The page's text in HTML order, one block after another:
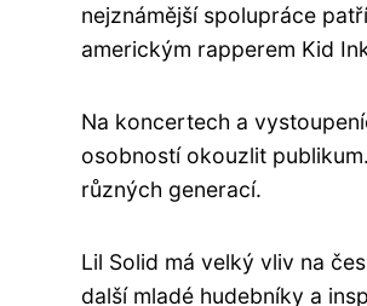
nejznámější spolupráce
americkým rapperem Kid
Na koncertech a
osobností okouzlit
různých generací.
Lil Solid má velký vliv na
další mladé hudebníky a